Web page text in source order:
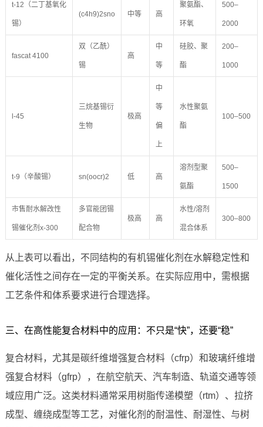
t-12（二丁基氧化
锡）
(c4h9)2sno 中等 高
聚氨酯、
环氧
500–
2000
fascat 4100
双（乙酰）
锡
高
中
等
硅胶、聚
酯
200–
1000
l-45
三烷基锡衍
生物
极高
中
等
偏
上
水性聚氨
酯
100–500
t-9（辛酸锡） sn(oocr)2 低 高
溶剂型聚
氨酯
500–
1500
市售耐水解改性
锡催化剂x-300
多官能团锡
配合物
极高 高
水性/溶剂
混合体系
300–800
从上表可以看出，不同结构的有机锡催化剂在水解稳定性和
催化活性之间存在一定的平衡关系。在实际应用中，需根据
工艺条件和体系要求进行合理选择。
三、在高性能复合材料中的应用：不只是“快”，还要“稳”
复合材料，尤其是碳纤维增强复合材料（cfrp）和玻璃纤维增
强复合材料（gfrp），在航空航天、汽车制造、轨道交通等领
域应用广泛。这类材料通常采用树脂传递模塑（rtm）、拉挤
成型、缠绕成型等工艺，对催化剂的耐温性、耐湿性、与树